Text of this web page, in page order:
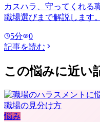
カスハラ、守ってくれる
職場選びまで解説します。
5分
0
記事を読む
この悩みに近い
悩み